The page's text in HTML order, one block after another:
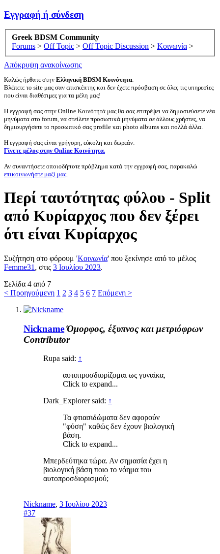
Εγγραφή ή σύνδεση
Greek BDSM Community
Forums > Off Topic > Off Topic Discussion > Κοινωνία >
Απόκρυψη ανακοίνωσης
Καλώς ήρθατε στην Ελληνική BDSM Κοινότητα.
Βλέπετε το site μας σαν επισκέπτης και δεν έχετε πρόσβαση σε όλες τις υπηρεσίες
που είναι διαθέσιμες για τα μέλη μας!
Η εγγραφή σας στην Online Κοινότητά μας θα σας επιτρέψει να δημοσιεύσετε νέα
μηνύματα στο forum, να στείλετε προσωπικά μηνύματα σε άλλους χρήστες, να
δημιουργήσετε το προσωπικό σας profile και photo albums και πολλά άλλα.
Η εγγραφή σας είναι γρήγορη, εύκολη και δωρεάν.
Γίνετε μέλος στην Online Κοινότητα.
Αν συναντήσετε οποιοδήποτε πρόβλημα κατά την εγγραφή σας, παρακαλώ
επικοινωνήστε μαζί μας.
Περί ταυτότητας φύλου - Split
από Κυρίαρχος που δεν ξέρει
ότι είναι Κυρίαρχος
Συζήτηση στο φόρουμ 'Κοινωνία' που ξεκίνησε από το μέλος
Femme31 , στις 3 Ιουλίου 2023.
Σελίδα 4 από 7
< Προηγούμενη 1 2 3 4 5 6 7 Επόμενη >
Nickname Όμορφος, έξυπνος και μετριόφρων
Contributor
Rupa said: ↑
αυτοπροσδιορίζομαι ως γυναίκα,
Click to expand...
Dark_Explorer said: ↑
Τα φτιασιδώματα δεν αφορούν
"φύση" καθώς δεν έχουν βιολογική
βάση.
Click to expand...
Μπερδεύτηκα τώρα. Αν σημασία έχει η
βιολογική βάση ποιο το νόημα του
αυτοπροσδιορισμού;
Nickname, 3 Ιουλίου 2023
#37